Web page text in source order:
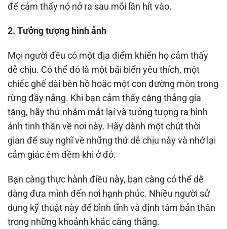
để cảm thấy nó nở ra sau mỗi lần hít vào.
2. Tưởng tượng hình ảnh
Mọi người đều có một địa điểm khiến họ cảm thấy
dễ chịu. Có thể đó là một bãi biển yêu thích, một
chiếc ghế dài bên hồ hoặc một con đường mòn trong
rừng đầy nắng. Khi bạn cảm thấy căng thẳng gia
tăng, hãy thử nhắm mắt lại và tưởng tượng ra hình
ảnh tinh thần về nơi này. Hãy dành một chút thời
gian để suy nghĩ về những thứ dễ chịu này và nhớ lại
cảm giác êm đềm khi ở đó.
Bạn càng thực hành điều này, bạn càng có thể dễ
dàng đưa mình đến nơi hạnh phúc. Nhiều người sử
dụng kỹ thuật này để bình tĩnh và định tâm bản thân
trong những khoảnh khắc căng thẳng.